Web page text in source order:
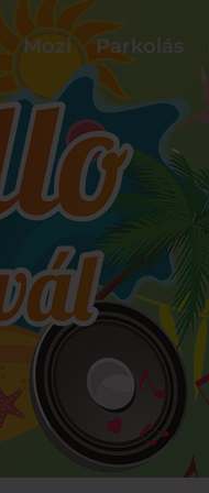
Mozi Parkolás